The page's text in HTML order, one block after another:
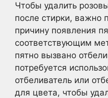
Чтобы удалить
после стирки, важно
причину появления
соответствующим
пятно вызвано
потребуется
отбеливатель или
для цвета, чтобы